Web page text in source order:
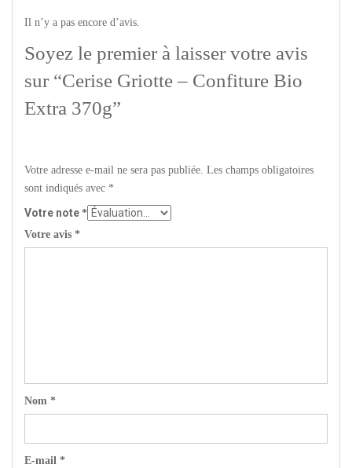
Il n’y a pas encore d’avis.
Soyez le premier à laisser votre avis
sur “Cerise Griotte – Confiture Bio
Extra 370g”
Votre adresse e-mail ne sera pas publiée. Les champs obligatoires
sont indiqués avec *
Votre note *
Votre avis *
Nom *
E-mail *